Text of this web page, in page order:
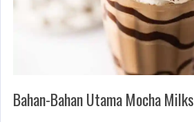
Bahan-Bahan Utama Mocha